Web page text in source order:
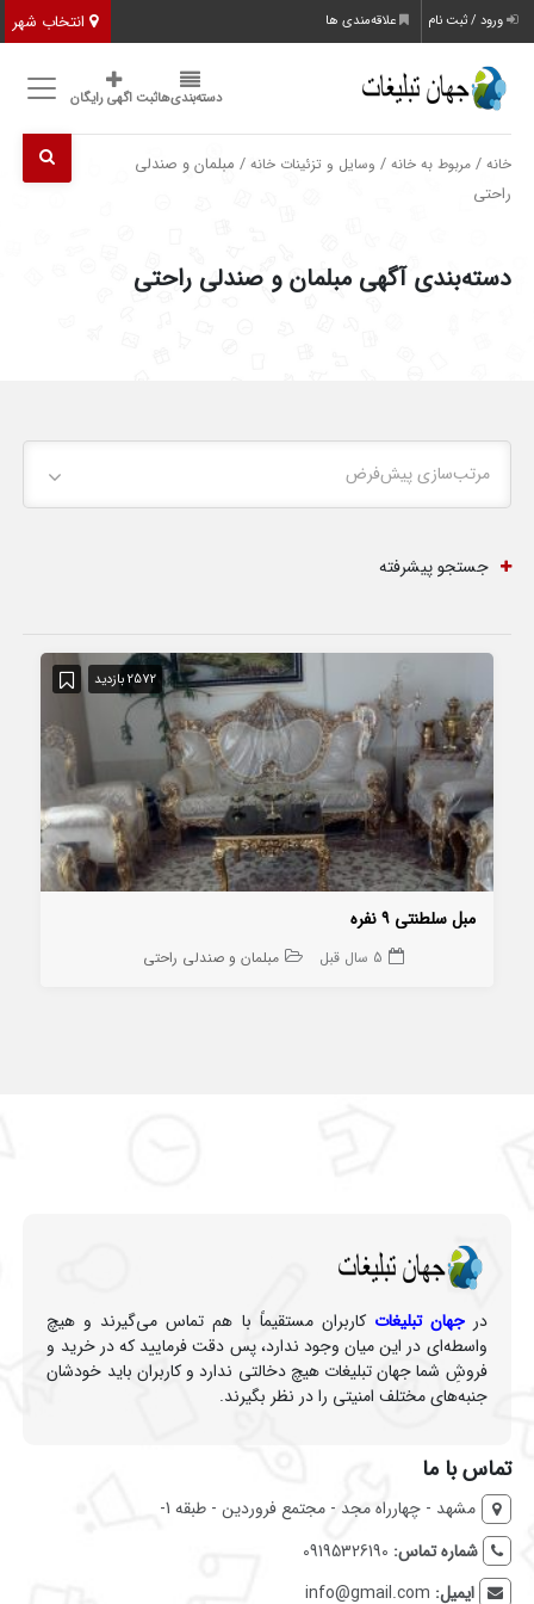
انتخاب شهر ورود / ثبت نام علاقه‌مندی ها
دسته‌بندی‌هاثبت اگهی رایگان
خانه /مربوط به خانه / وسایل و تزئینات خانه / مبلمان و صندلی
راحتی
دسته‌بندی آگهی مبلمان و صندلی راحتی
مرتب‌سازی پیش‌فرض
جستجو پیشرفته
2572 بازدید
مبل سلطنتی ۹ نفره
5 سال قبل مبلمان و صندلی راحتی
درجهان تبلیغات کاربران مستقیماً با هم تماس می‌گیرند و هیچ
واسطه‌ای در این میان وجود ندارد، پس دقت فرمایید که در خرید و
فروشِ شما جهان تبلیغات هیچ دخالتی ندارد و کاربران باید خودشان
جنبه‌های مختلف امنیتی را در نظر بگیرند.
تماس با ما
مشهد - چهارراه مجد - مجتمع فروردین - طبقه 1-
شماره تماس: 09195326190
ایمیل: info@gmail.com